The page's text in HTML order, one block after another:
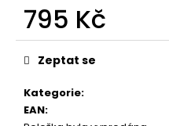
795 Kč
Měrná
cena:
Kategorie:
EAN:
Zeptat se
KAPESNÍ
NŮŽ
DEEJO
TATTOO
BIKER
15G
LATINO